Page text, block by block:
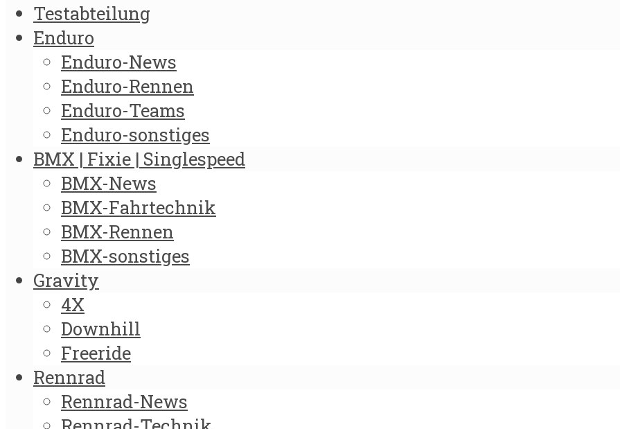
Testabteilung
Enduro
Enduro-News
Enduro-Rennen
Enduro-Teams
Enduro-sonstiges
BMX | Fixie | Singlespeed
BMX-News
BMX-Fahrtechnik
BMX-Rennen
BMX-sonstiges
Gravity
4X
Downhill
Freeride
Rennrad
Rennrad-News